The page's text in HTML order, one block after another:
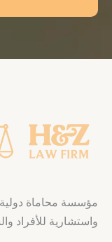
مؤسسة محاماة
واستشارية للأفراد